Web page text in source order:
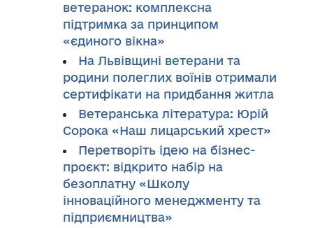
ветеранок: комплексна
підтримка за принципом
«єдиного вікна»
На Львівщині ветерани та
родини полеглих воїнів отримали
сертифікати на придбання житла
Ветеранська література: Юрій
Сорока «Наш лицарський хрест»
Перетворіть ідею на бізнес-
проєкт: відкрито набір на
безоплатну «Школу
інноваційного менеджменту та
підприємництва»